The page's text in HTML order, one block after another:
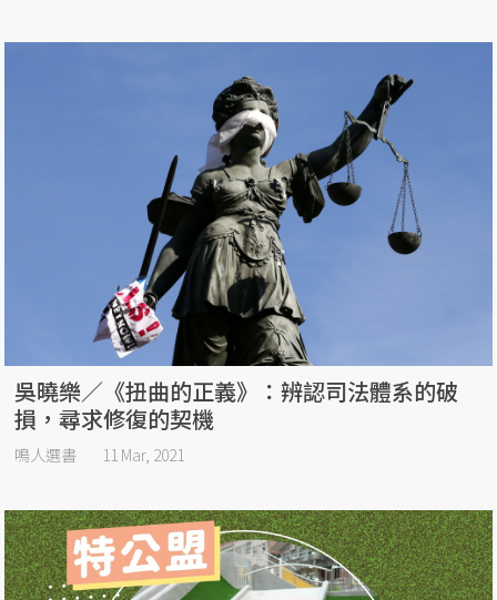
吳曉樂／《扭曲的正義》：辨認司法體系的破
損，尋求修復的契機
鳴人選書 11 Mar, 2021